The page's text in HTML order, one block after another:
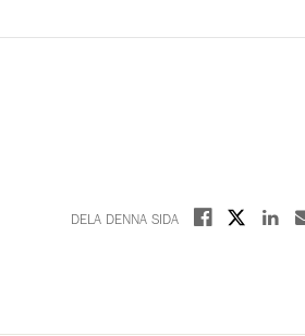
DELA DENNA SIDA Dela påDela på X
Dela